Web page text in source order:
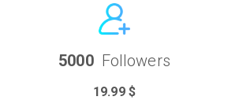
5000 Followers
19.99 $